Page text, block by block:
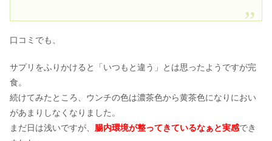
口コミでも、
サプリをふりかけると「いつもと違う」とは思ったようですが完
食。
続けてみたところ、ウンチの色は濃茶色から黄茶色になりにおい
があまりしなくなりました。
まだ日は浅いですが、 腸内環境が整ってきているなぁと実感でき